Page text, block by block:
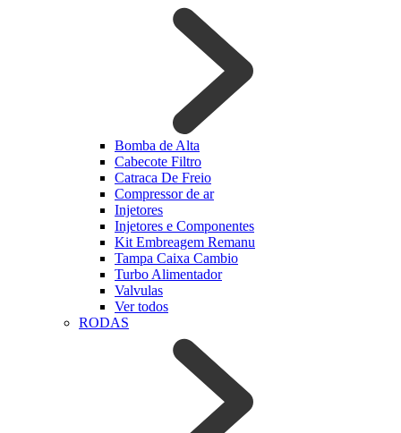
Bomba de Alta
Cabecote Filtro
Catraca De Freio
Compressor de ar
Injetores
Injetores e Componentes
Kit Embreagem Remanu
Tampa Caixa Cambio
Turbo Alimentador
Valvulas
Ver todos
RODAS